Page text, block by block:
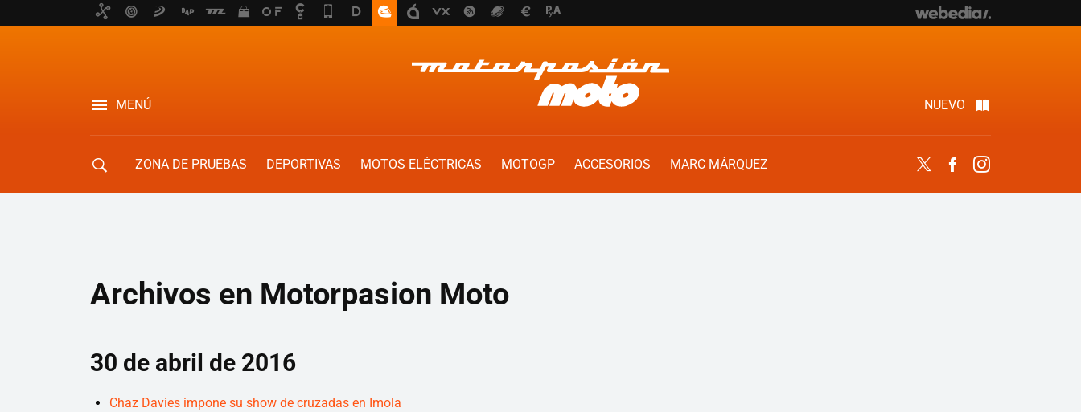
MENÚ NUEVO
ZONA DE PRUEBAS DEPORTIVAS MOTOS ELÉCTRICAS MOTOGP ACCESORIOS
MARC MÁRQUEZ
Twitter Facebook
Archivos en Motorpasion Moto
30 de abril de 2016
Chaz Davies impone su show de cruzadas en Imola